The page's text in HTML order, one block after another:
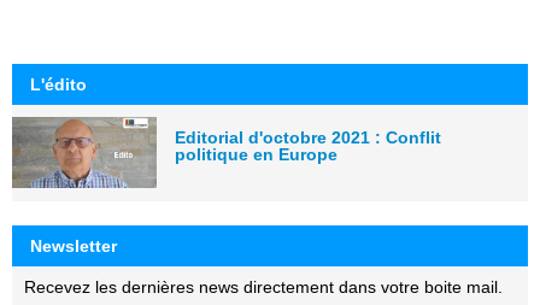
L'édito
Editorial d'octobre 2021 : Conflit
politique en Europe
Newsletter
Recevez les dernières news directement dans votre boite mail.